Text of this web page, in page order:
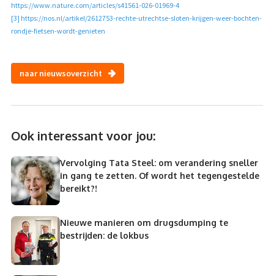
https://www.nature.com/articles/s41561-026-01969-4
[3] https://nos.nl/artikel/2612753-rechte-utrechtse-sloten-krijgen-weer-bochten-
rondje-fietsen-wordt-genieten
naar nieuwsoverzicht
Ook interessant voor jou:
Vervolging Tata Steel: om verandering sneller
in gang te zetten. Of wordt het tegengestelde
bereikt?!
Nieuwe manieren om drugsdumping te
bestrijden: de lokbus